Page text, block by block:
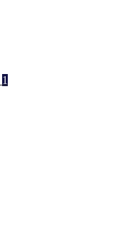
1